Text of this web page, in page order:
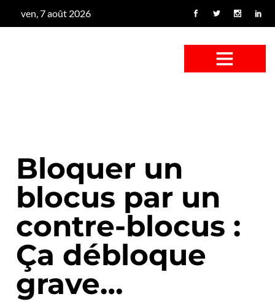
ven, 7 août 2026
Bloquer un
blocus par un
contre-blocus :
Ça débloque
grave…